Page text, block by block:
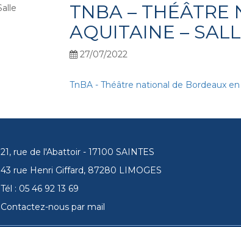
TNBA – THÉÂTRE
AQUITAINE –
27/07/2022
TnBA - Théâtre national de Bordeaux
21, rue de l'Abattoir - 17100 SAINTES
43 rue Henri Giffard, 87280 LIMOGES
Tél : 05 46 92 13 69
Contactez-nous par mail